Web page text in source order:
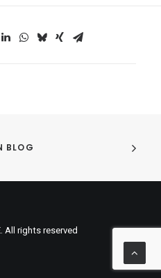
BLOG
All rights reserved